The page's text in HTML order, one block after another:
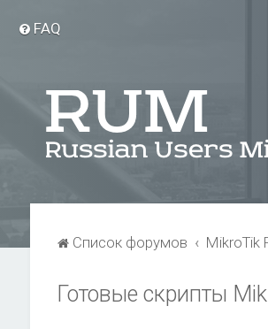
FAQ
Список форумов MikroTik
Готовые скрипты